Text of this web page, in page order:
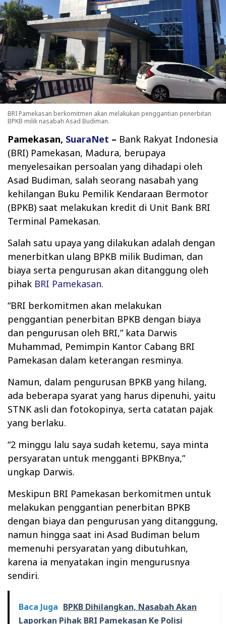
BRI Pamekasan berkomitmen akan melakukan penggantian penerbitan
BPKB milik nasabah Asad Budiman.
Pamekasan, SuaraNet – Bank Rakyat Indonesia
(BRI) Pamekasan, Madura, berupaya
menyelesaikan persoalan yang dihadapi oleh
Asad Budiman, salah seorang nasabah yang
kehilangan Buku Pemilik Kendaraan Bermotor
(BPKB) saat melakukan kredit di Unit Bank BRI
Terminal Pamekasan.
Salah satu upaya yang dilakukan adalah dengan
menerbitkan ulang BPKB milik Budiman, dan
biaya serta pengurusan akan ditanggung oleh
pihak BRI Pamekasan.
“BRI berkomitmen akan melakukan
penggantian penerbitan BPKB dengan biaya
dan pengurusan oleh BRI,” kata Darwis
Muhammad, Pemimpin Kantor Cabang BRI
Pamekasan dalam keterangan resminya.
Namun, dalam pengurusan BPKB yang hilang,
ada beberapa syarat yang harus dipenuhi, yaitu
STNK asli dan fotokopinya, serta catatan pajak
yang berlaku.
“2 minggu lalu saya sudah ketemu, saya minta
persyaratan untuk mengganti BPKBnya,”
ungkap Darwis.
Meskipun BRI Pamekasan berkomitmen untuk
melakukan penggantian penerbitan BPKB
dengan biaya dan pengurusan yang ditanggung,
namun hingga saat ini Asad Budiman belum
memenuhi persyaratan yang dibutuhkan,
karena ia menyatakan ingin mengurusnya
sendiri.
Baca Juga BPKB Dihilangkan, Nasabah Akan
Laporkan Pihak BRI Pamekasan Ke Polisi